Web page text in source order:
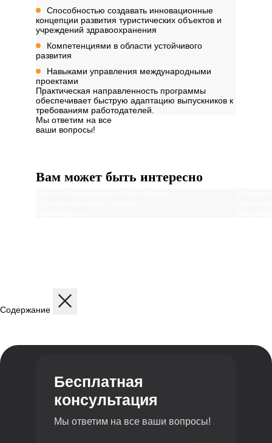
Способностью создавать инновационные
концепции развития туристических объектов и
учреждений здравоохранения
Компетенциями в области устойчивого
развития
Навыками управления международными
проектами
Практическая направленность программы
обеспечивает быструю адаптацию выпускников к
требованиям работодателей.
Мы ответим на все
ваши вопросы!
Вам может быть интересно
Содержание
Структура программы
Профиль обучения
Бесплатная
консультация
Мы ответим на все ваши вопросы!